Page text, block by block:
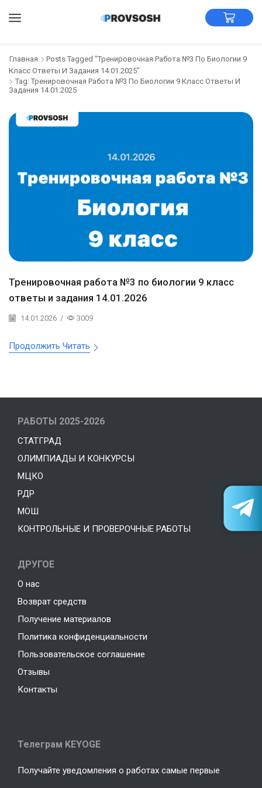
Главная
Posts Tagged "Тренировочная Работа №3 По Биологии 9
Класс Ответы И Задания 14.01.2025"
Tag: Тренировочная Работа №3 По Биологии 9 Класс Ответы И
Задания 14.01.2025
Тренировочная работа №3 по биологии 9 класс
ответы и задания 14.01.2026
14.01.2026 / 3009
Продолжить Читать
РАБОТЫ 2025-2026
СТАТГРАД
ОЛИМПИАДЫ И КОНКУРСЫ
МЦКО
РДР
МОШ
КОНТРОЛЬНЫЕ И ПРОВЕРОЧНЫЕ РАБОТЫ
ДРУГОЕ
О нас
Возврат средств
Получение материалов
Политика конфиденциальности
Пользовательское соглашение
Отзывы
Контакты
Телеграм KEYOGE
Получайте уведомления о работах самые первые